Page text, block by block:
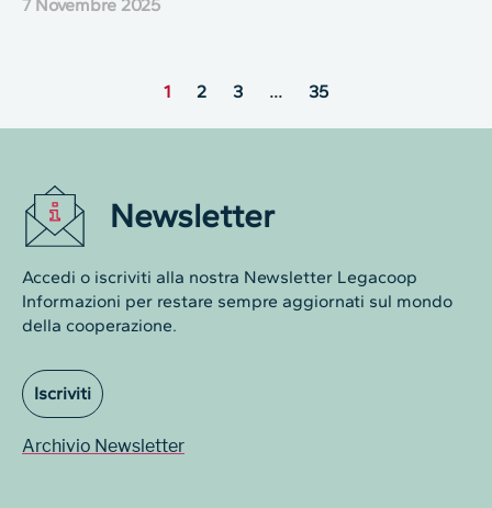
7 Novembre 2025
1 2 3 … 35
Newsletter
Accedi o iscriviti alla nostra Newsletter Legacoop
Informazioni per restare sempre aggiornati sul mondo
della cooperazione.
Iscriviti
Archivio Newsletter